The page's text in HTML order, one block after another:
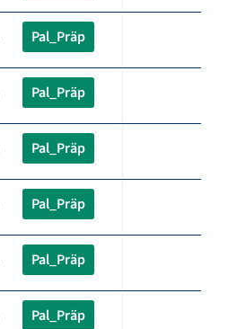
Pal_Präp
Pal_Präp
Pal_Präp
Pal_Präp
Pal_Präp
Pal_Präp